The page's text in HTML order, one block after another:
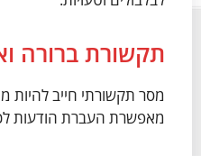
תקשורת ברורה
מסר תקשורתי חייב להיות
מאפשרת העברת הודעות